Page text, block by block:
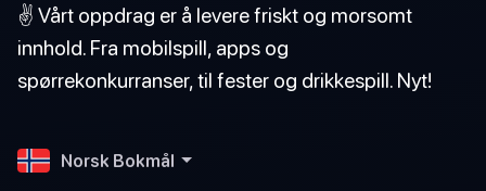
✌️ Vårt oppdrag er å levere friskt og morsomt
innhold. Fra mobilspill, apps og
spørrekonkurranser, til fester og drikkespill. Nyt!
Norsk Bokmål